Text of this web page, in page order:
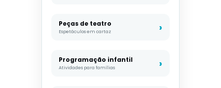
Peças de teatro
Espetáculos em cartaz
Programação infantil
Atividades para famílias